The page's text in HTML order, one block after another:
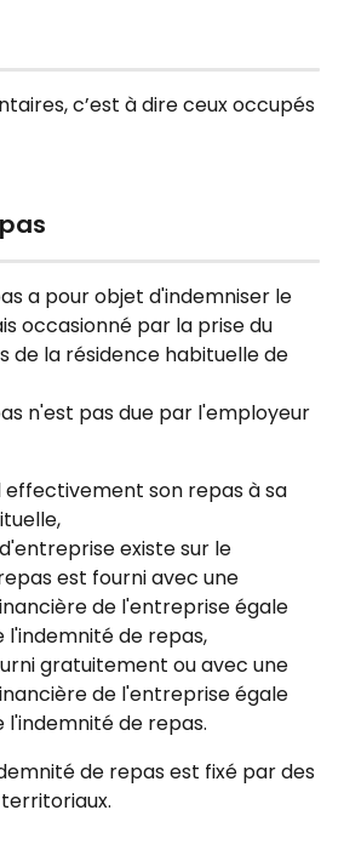
c’est à dire ceux occupés
a pour objet d'indemniser le
occasionné par la prise du
de la résidence habituelle de
n'est pas due par l'employeur
effectivement son repas à sa
existe sur le
est fourni avec une
de l'entreprise égale
de repas,
gratuitement ou avec une
de l'entreprise égale
de repas.
de repas est fixé par des